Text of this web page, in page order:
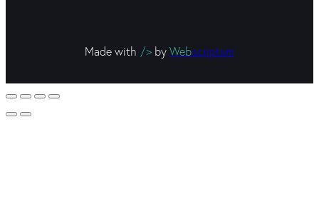
Made with />byWebscriptum